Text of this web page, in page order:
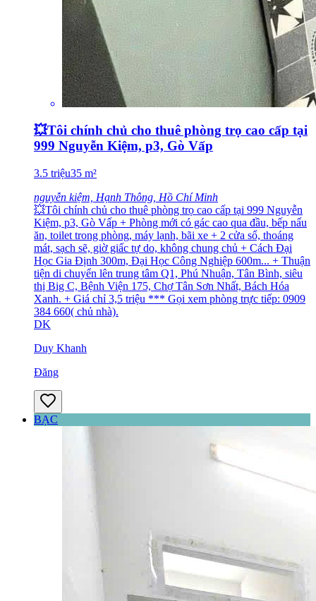
💥Tôi chính chủ cho thuê phòng trọ cao cấp tại
999 Nguyễn Kiệm, p3, Gò Vấp
3.5 triệu35 m²
nguyễn kiệm, Hạnh Thông, Hồ Chí Minh
💥Tôi chính chủ cho thuê phòng trọ cao cấp tại 999 Nguyễn
Kiệm, p3, Gò Vấp + Phòng mới có gác cao qua đầu, bếp nấu
ăn, toilet trong phòng, máy lạnh, bãi xe + 2 cửa sổ, thoáng
mát, sạch sẽ, giờ giấc tự do, không chung chủ + Cách Đại
Học Gia Định 300m, Đại Học Công Nghiệp 600m... + Thuận
tiện di chuyển lên trung tâm Q1, Phú Nhuận, Tân Bình, siêu
thị Big C, Bệnh Viện 175, Chợ Tân Sơn Nhất, Bách Hóa
Xanh. + Giá chỉ 3,5 triệu *** Gọi xem phòng trực tiếp: 0909
384 660( chủ nhà).
DK
Duy Khanh
Đăng
BẠC